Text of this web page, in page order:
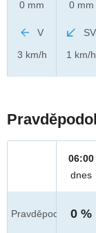
0 mm
V
3 km/h
0 mm
SV
1 km/h
Pravděpod.
06:00
dnes
0 %